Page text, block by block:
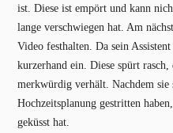
ist. Diese ist empört und kann
lange verschwiegen hat. Am
Video festhalten. Da sein
kurzerhand ein. Diese spürt
merkwürdig verhält. Nachdem
Hochzeitsplanung gestritten
geküsst hat.